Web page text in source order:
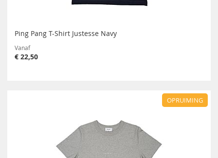
Ping Pang T-Shirt Justesse Navy
Vanaf
€ 22,50
OPRUIMING